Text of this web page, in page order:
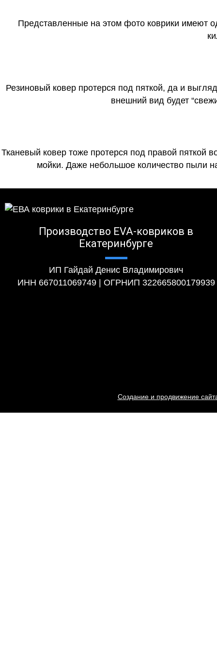
Представленные на этом фото коврики имеют
Резиновый ковер протерся под пяткой, да и
внешний вид будет
Тканевый ковер тоже протерся под правой пяткой
мойки. Даже небольшое количество пыли
Производство EVA-ковриков в
Екатеринбурге
ИП Гайдай Денис Владимирович
ИНН 667011069749 | ОГРНИП 322665800179939
Создание и продвижение